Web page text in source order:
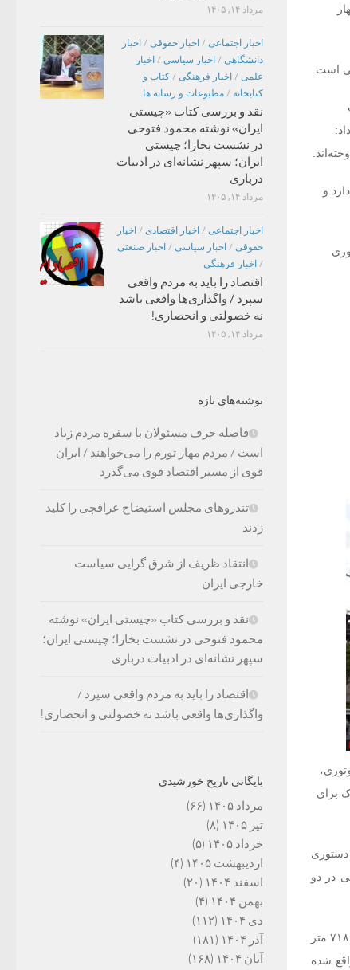
است.
و
برای
باقر قالیباف در یکم مهر ماه سال ۱۳۸۶ با ابلاغ دستوری
در دو
قطعه زمین مزبور در تقاطع حکیم و بلوار تعاون واقع در منطقه ۵ با پلاک ثبتی ۳۱۵ به متراژهای ۷۱۸۰۰ متر
واقع شده
مرداد ۱۴, ۱۴۰۵
اخبار اجتماعی / اخبار حقوقی / اخبار
دانشگاهی / اخبار سیاسی / اخبار
علمی / اخبار فرهنگی / کتاب و
کتابخانه / مطبوعات و رسانه ها
نقد و بررسی کتاب «چیستی
ایران» نوشته محمود فتوحی
در نشست بخارا؛ چیستی
ایران؛ سپهر نشانه‌ای در ادبیات
درباری
مرداد ۱۴, ۱۴۰۵
اخبار اجتماعی / اخبار اقتصادی / اخبار
حقوقی / اخبار سیاسی / اخبار صنعتی
/ اخبار فرهنگی
اقتصاد را باید به مردم واقعی
سپرد / واگذاری‌ها واقعی باشد
نه خصولتی و انحصاری!
مرداد ۱۴, ۱۴۰۵
نوشته‌های تازه
فاصله حرف مسئولان با سفره مردم زیاد
است / مردم مهار تورم را می‌خواهند / ایران
قوی از مسیر اقتصاد قوی می‌گذرد
تندروهای مجلس استیضاح عراقچی را کلید
زدند
انتقاد ظریف از شرق گرایی سیاست
خارجی ایران
نقد و بررسی کتاب «چیستی ایران» نوشته
محمود فتوحی در نشست بخارا؛ چیستی ایران؛
سپهر نشانه‌ای در ادبیات درباری
اقتصاد را باید به مردم واقعی سپرد /
واگذاری‌ها واقعی باشد نه خصولتی و انحصاری!
بایگانی تاریخ خورشیدی
مرداد ۱۴۰۵
(۶۶)
تیر ۱۴۰۵
(۸)
خرداد ۱۴۰۵
(۵)
اردیبهشت ۱۴۰۵
(۴)
اسفند ۱۴۰۴
(۲۰)
بهمن ۱۴۰۴
(۴)
دی ۱۴۰۴
(۱۱۲)
آذر ۱۴۰۴
(۱۸۱)
آبان ۱۴۰۴
(۱۶۸)